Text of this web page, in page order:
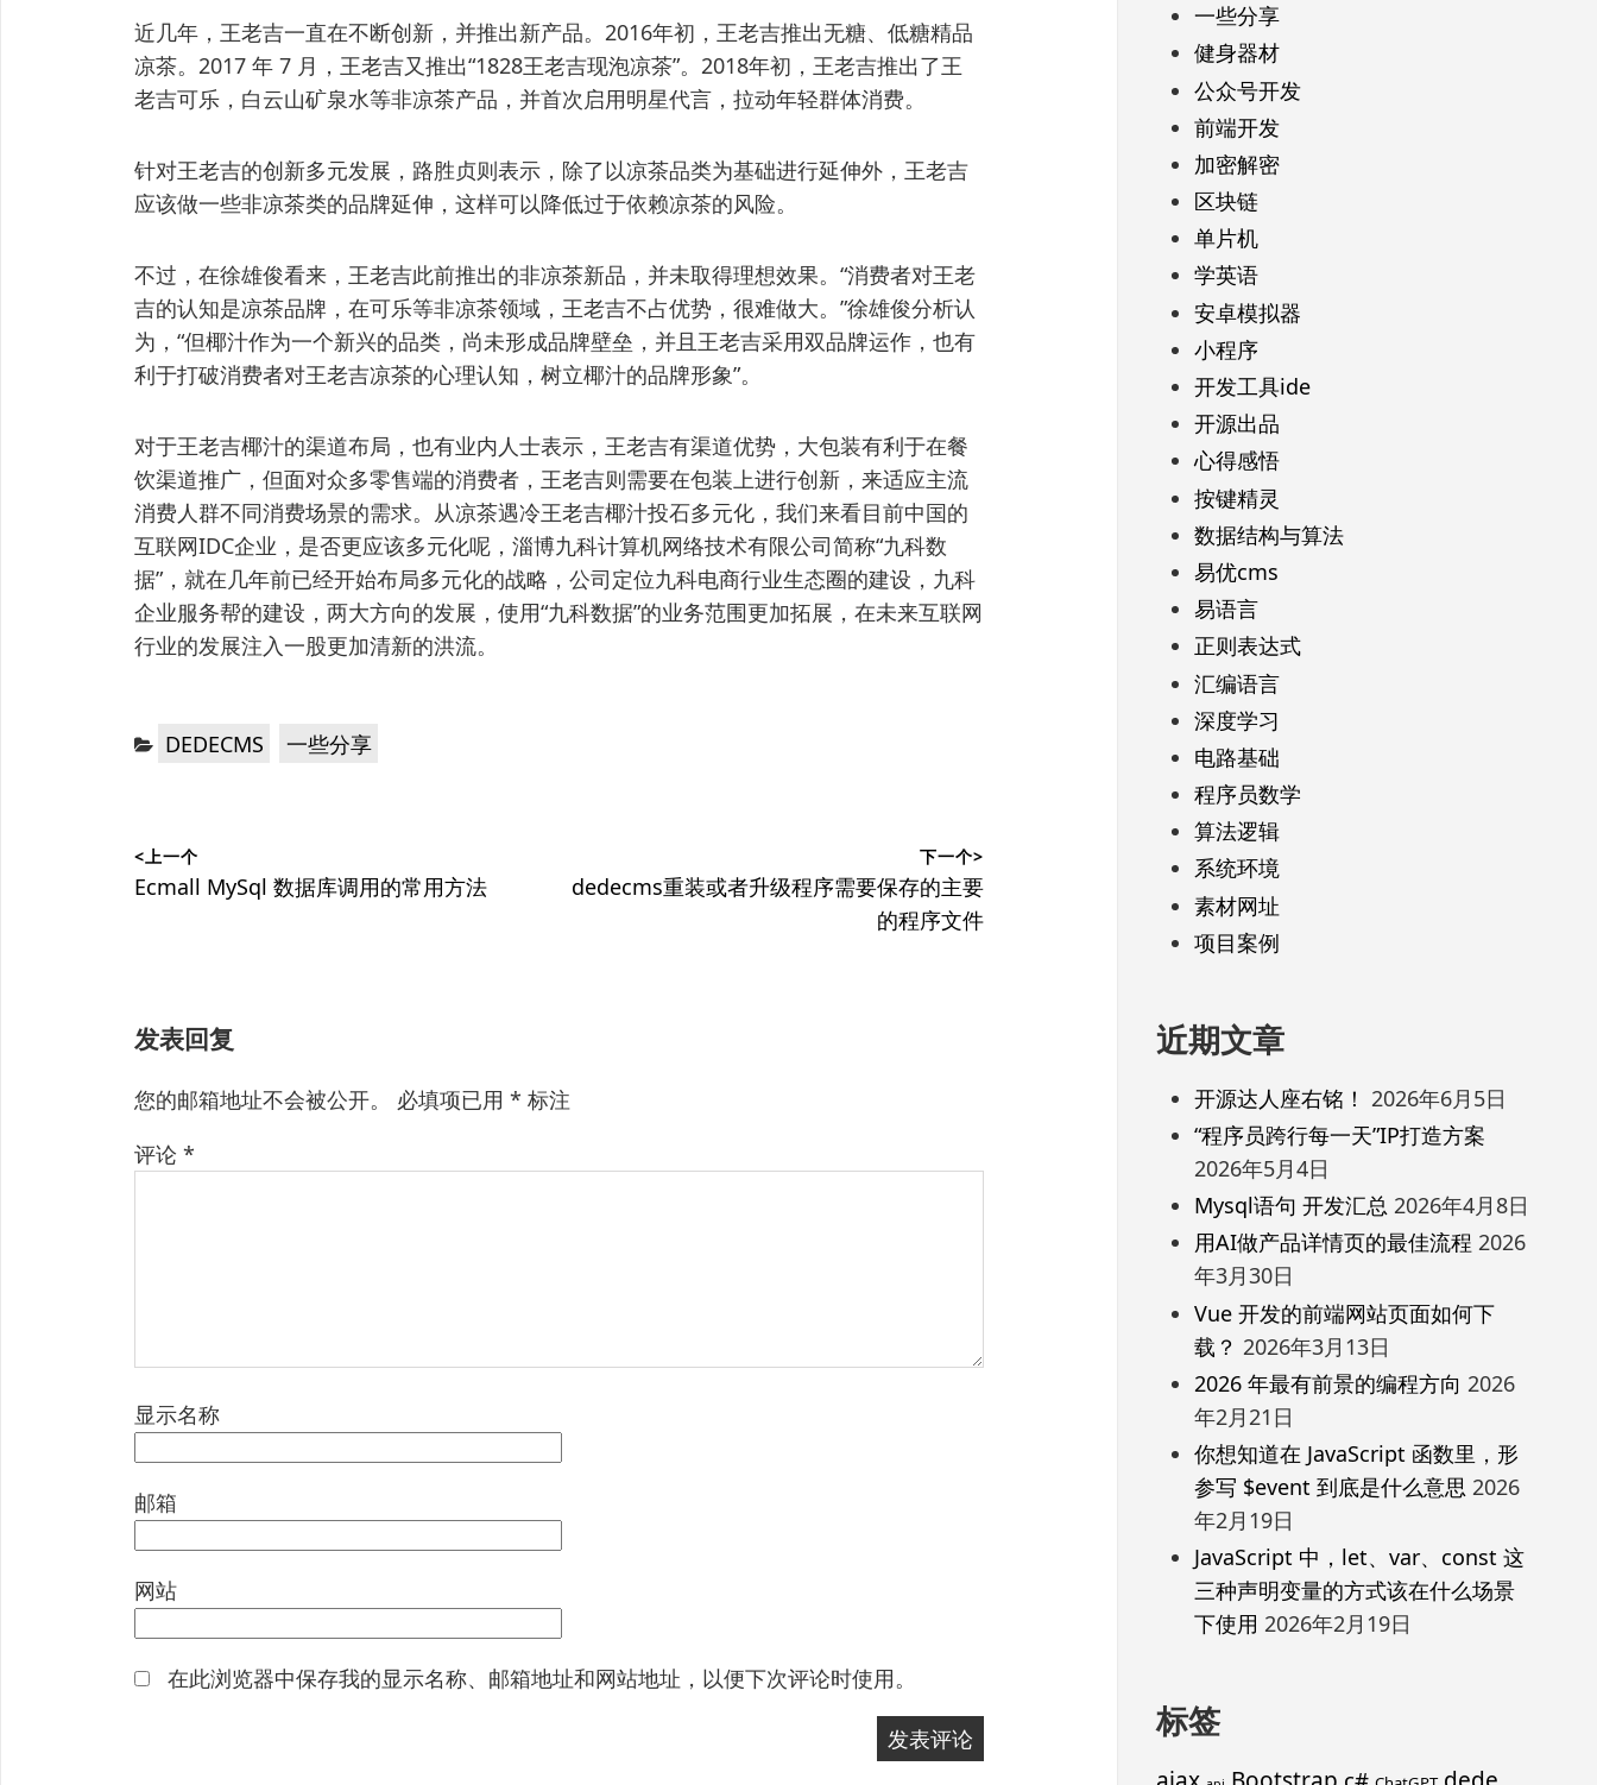
近几年，王老吉一直在不断创新，并推出新产品。2016年初，王老吉推出无糖、低糖精品
凉茶。2017 年 7 月，王老吉又推出“1828王老吉现泡凉茶”。2018年初，王老吉推出了王
老吉可乐，白云山矿泉水等非凉茶产品，并首次启用明星代言，拉动年轻群体消费。
针对王老吉的创新多元发展，路胜贞则表示，除了以凉茶品类为基础进行延伸外，王老吉
应该做一些非凉茶类的品牌延伸，这样可以降低过于依赖凉茶的风险。
不过，在徐雄俊看来，王老吉此前推出的非凉茶新品，并未取得理想效果。“消费者对王老
吉的认知是凉茶品牌，在可乐等非凉茶领域，王老吉不占优势，很难做大。”徐雄俊分析认
为，“但椰汁作为一个新兴的品类，尚未形成品牌壁垒，并且王老吉采用双品牌运作，也有
利于打破消费者对王老吉凉茶的心理认知，树立椰汁的品牌形象”。
对于王老吉椰汁的渠道布局，也有业内人士表示，王老吉有渠道优势，大包装有利于在餐
饮渠道推广，但面对众多零售端的消费者，王老吉则需要在包装上进行创新，来适应主流
消费人群不同消费场景的需求。从凉茶遇冷王老吉椰汁投石多元化，我们来看目前中国的
互联网IDC企业，是否更应该多元化呢，淄博九科计算机网络技术有限公司简称“九科数
据”，就在几年前已经开始布局多元化的战略，公司定位九科电商行业生态圈的建设，九科
企业服务帮的建设，两大方向的发展，使用“九科数据”的业务范围更加拓展，在未来互联网
行业的发展注入一股更加清新的洪流。
分 DEDECMS 一些分享
章
<上一个
上
Ecmall MySql 数据库调用的常用方法
下一个>
下
dedecms重装或者升级程序需要保存的主要
的程序文件
发表回复
您的邮箱地址不会被公开。 必填项已用 * 标注
评论 *
显示名称
邮箱
网站
在此浏览器中保存我的显示名称、邮箱地址和网站地址，以便下次评论时使用。
一些分享
健身器材
公众号开发
前端开发
加密解密
区块链
单片机
学英语
安卓模拟器
小程序
开发工具ide
开源出品
心得感悟
按键精灵
数据结构与算法
易优cms
易语言
正则表达式
汇编语言
深度学习
电路基础
程序员数学
算法逻辑
系统环境
素材网址
项目案例
近期文章
开源达人座右铭！ 2026年6月5日
“程序员跨行每一天”IP打造方案
2026年5月4日
Mysql语句 开发汇总 2026年4月8日
用AI做产品详情页的最佳流程 2026
年3月30日
Vue 开发的前端网站页面如何下
载？ 2026年3月13日
2026 年最有前景的编程方向 2026
年2月21日
你想知道在 JavaScript 函数里，形
参写 $event 到底是什么意思 2026
年2月19日
JavaScript 中，let、var、const 这
三种声明变量的方式该在什么场景
下使用 2026年2月19日
标签